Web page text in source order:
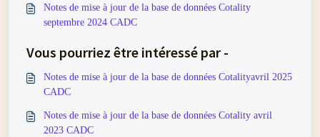
Notes de mise à jour de la base de données Cotality
septembre 2024 CADC
Vous pourriez être intéressé par -
Notes de mise à jour de la base de données Cotalityavril 2025
CADC
Notes de mise à jour de la base de données Cotality avril
2023 CADC